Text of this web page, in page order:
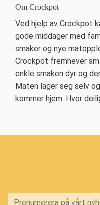
Om Crockpot
Ved hjelp av Crockpot
gode middager med
smaker og nye
Crockpot fremhever
enkle smaken dyr og
Maten lager seg selv
kommer hjem. Hvor